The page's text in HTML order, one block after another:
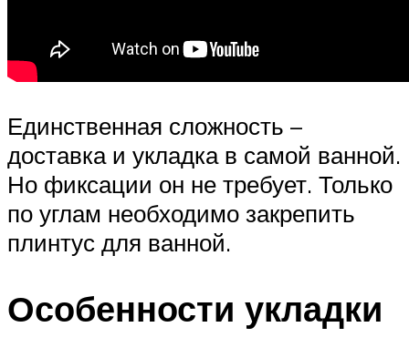
Единственная сложность –
доставка и укладка в самой ванной.
Но фиксации он не требует. Только
по углам необходимо закрепить
плинтус для ванной.
Особенности укладки